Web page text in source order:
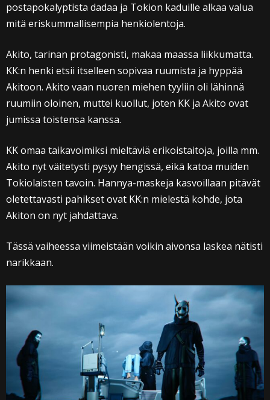
postapokalyptista dadaa ja Tokion kaduille alkaa valua
mitä eriskummallisempia henkiolentoja.
Akito, tarinan protagonisti, makaa maassa liikkumatta.
KK:n henki etsii itselleen sopivaa ruumista ja hyppää
Akitoon. Akito vaan nuoren miehen tyyliin oli lähinnä
ruumiin oloinen, muttei kuollut, joten KK ja Akito ovat
jumissa toistensa kanssa.
KK omaa taikavoimiksi mieltäviä erikoistaitoja, joilla mm.
Akito nyt väitetysti pysyy hengissä, eikä katoa muiden
Tokiolaisten tavoin. Hannya-maskeja kasvoillaan pitävät
oletettavasti pahikset ovat KK:n mielestä kohde, jota
Akiton on nyt jahdattava.
Tässä vaiheessa viimeistään voikin aivonsa laskea nätisti
narikkaan.